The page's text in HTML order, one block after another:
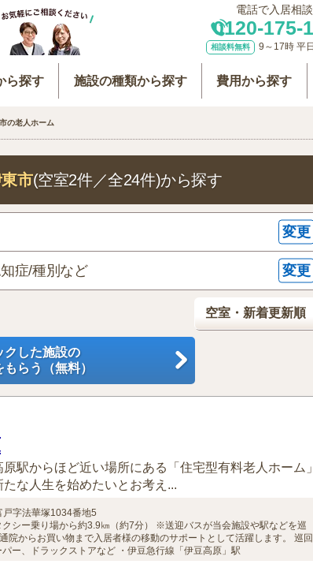
電話で入居相談
0120-175-
相談料無料 9～17時 平
ら探す 施設の種類から探す 費用から探す
の老人ホーム
市(空室2件／全24件)から探す
変更
症/種別など 変更
クした施設の
もらう（無料）
駅からほど近い場所にある「住宅型有料老人ホーム」
な人生を始めたいとお考え...
戸字法華塚1034番地5
シー乗り場から約3.9㎞（約7分）
※送迎バスが当会施設や駅などを巡
院からお買い物まで入居者様の移動のサポートとして活躍します。
巡回
パー、ドラックストアなど ・伊豆急行線「伊豆高原」駅